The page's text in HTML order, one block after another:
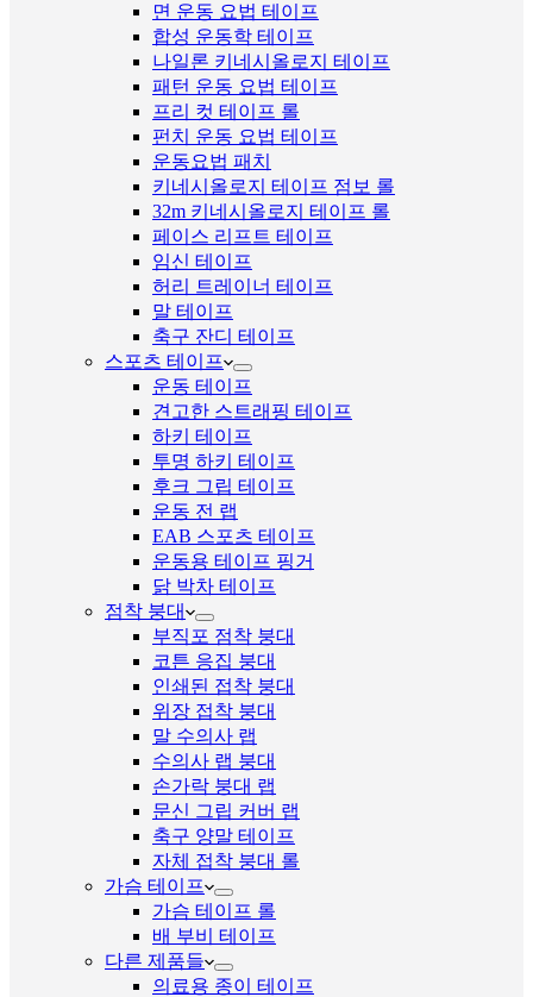
면 운동 요법 테이프
합성 운동학 테이프
나일론 키네시올로지 테이프
패턴 운동 요법 테이프
프리 컷 테이프 롤
펀치 운동 요법 테이프
운동요법 패치
키네시올로지 테이프 점보 롤
32m 키네시올로지 테이프 롤
페이스 리프트 테이프
임신 테이프
허리 트레이너 테이프
말 테이프
축구 잔디 테이프
스포츠 테이프
운동 테이프
견고한 스트래핑 테이프
하키 테이프
투명 하키 테이프
후크 그립 테이프
운동 전 랩
EAB 스포츠 테이프
운동용 테이프 핑거
닭 박차 테이프
점착 붕대
부직포 점착 붕대
코튼 응집 붕대
인쇄된 접착 붕대
위장 접착 붕대
말 수의사 랩
수의사 랩 붕대
손가락 붕대 랩
문신 그립 커버 랩
축구 양말 테이프
자체 접착 붕대 롤
가슴 테이프
가슴 테이프 롤
배 부비 테이프
다른 제품들
의료용 종이 테이프